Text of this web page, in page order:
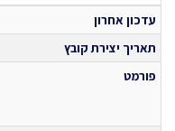
עדכון אחרון
תאריך יצירת קובץ
פורמט